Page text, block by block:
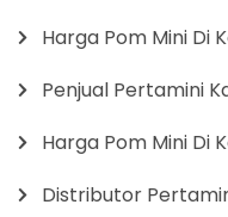
Harga Pom Mini Di
Penjual Pertamini
Harga Pom Mini Di
Distributor